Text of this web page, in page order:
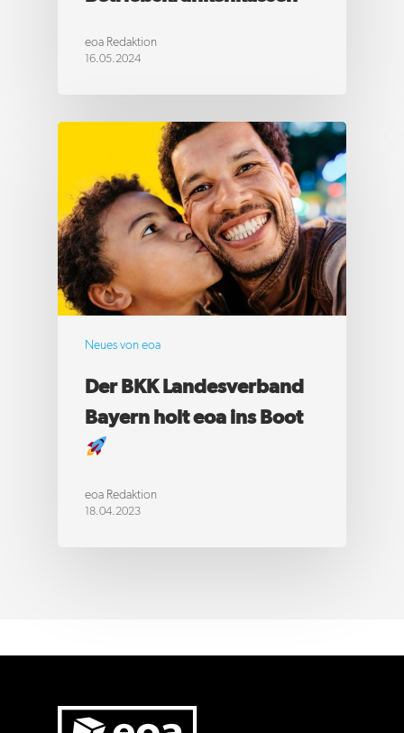
eoa Redaktion
16.05.2024
Neues von eoa
Der BKK Landesverband
Bayern holt eoa ins Boot
eoa Redaktion
18.04.2023